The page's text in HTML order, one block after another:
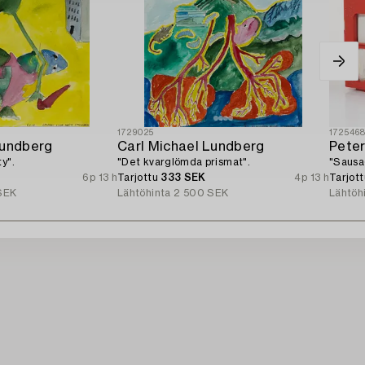
6p 13 h
1729025
Carl Michael Lundberg
"Det kvarglömda prismat".
Tarjottu 333 SEK
4p 13 h
Lähtöhinta 2 500 SEK